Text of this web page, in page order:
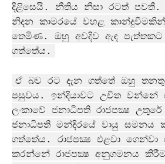
දිළිසෙයි. නීතිය නිසා රටත් පවතී.
නිදන කාමරයේ වහළ
තෙමිණ. ඔහු අවදිව ඇඳ පැත්තකට
ගත්තේය.
ඒ බව රට දැන ගත්තේ ඔහු
පසුවය. ඉන්දියාවට උචිත වන්නේ
ලංකාවේ ජනාධිපති රාජපක්‍ෂ
ජනාධිපති මන්දිරයේ වායු සමනය
ගත්තේය. රාජපක්‍ෂ එළවා
කරන්නේ රාජපක්‍ෂ අනුගමනය